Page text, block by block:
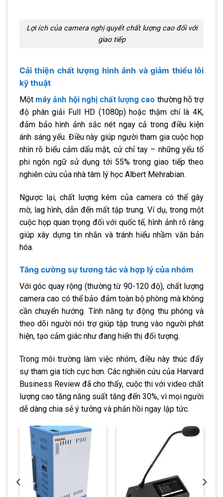
Lợi ích của camera nghị quyết chất lượng cao đối với
giao tiếp
Cải thiện chất lượng hình ảnh và giảm thiểu lỗi
kỹ thuật
Một máy ảnh hội nghị chất lượng cao thường hỗ trợ
độ phân giải Full HD (1080p) hoặc thậm chí là 4K,
đảm bảo hình ảnh sắc nét ngay cả trong điều kiện
ánh sáng yếu. Điều này giúp người tham gia cuộc họp
nhìn rõ biểu cảm dấu mặt, cử chỉ tay – những yếu tố
phi ngôn ngữ sử dụng tới 55% trong giao tiếp theo
nghiên cứu của nhà tâm lý học Albert Mehrabian.
Ngược lại, chất lượng kém của camera có thể gây
mờ, lag hình, dẫn đến mất tập trung. Ví dụ, trong một
cuộc họp quan trọng đối với quốc tế, hình ảnh rõ ràng
giúp xây dựng tin nhắn và tránh hiểu nhầm văn bản
hóa.
Tăng cường sự tương tác và hợp lý của nhóm
Với góc quay rộng (thường từ 90-120 độ), chất lượng
camera cao có thể bảo đảm toàn bộ phòng mà không
cần chuyển hướng. Tính năng tự động thu phóng và
theo dõi người nói trợ giúp tập trung vào người phát
hiện, tạo cảm giác như đang hiển thị đối tượng.
Trong môi trường làm việc nhóm, điều này thúc đẩy
sự tham gia tích cực hơn. Các nghiên cứu của Harvard
Business Review đã cho thấy, cuộc thi với video chất
lượng cao tăng năng suất tăng đến 30%, vì mọi người
dễ dàng chia sẻ ý tưởng và phản hồi ngay lập tức.